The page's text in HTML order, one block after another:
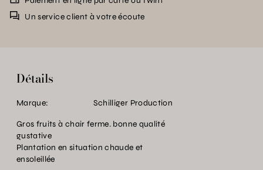
Un service client à votre écoute
Détails
Marque: Schilliger Production
Gros fruits à chair ferme. bonne qualité
gustative
Plantation en situation chaude et
ensoleillée